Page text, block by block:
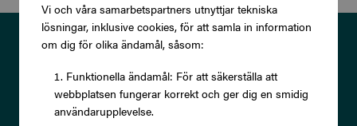
Vi och våra samarbetspartners utnyttjar tekniska
lösningar, inklusive cookies, för att samla in information
om dig för olika ändamål, såsom:
Funktionella ändamål: För att säkerställa att
webbplatsen fungerar korrekt och ger dig en smidig
användarupplevelse.
Prenumerera på vårt nyhetsbrev
och ta del av exklusiva
erbjudanden och rabatter!